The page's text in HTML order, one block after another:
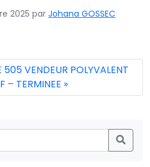
2025 par Johana GOSSEC
505 VENDEUR POLYVALENT
– TERMINEE